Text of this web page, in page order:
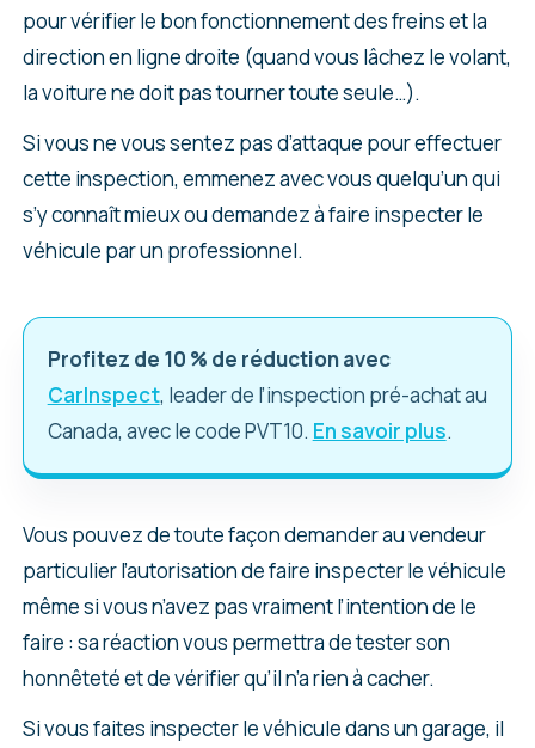
pour vérifier le bon fonctionnement des freins et la
direction en ligne droite (quand vous lâchez le volant,
la voiture ne doit pas tourner toute seule…).
Si vous ne vous sentez pas d’attaque pour effectuer
cette inspection, emmenez avec vous quelqu’un qui
s’y connaît mieux ou demandez à faire inspecter le
véhicule par un professionnel.
Profitez de 10 % de réduction avec
CarInspect, leader de l’inspection pré-achat au
Canada, avec le code PVT10. En savoir plus.
Vous pouvez de toute façon demander au vendeur
particulier l’autorisation de faire inspecter le véhicule
même si vous n’avez pas vraiment l’intention de le
faire : sa réaction vous permettra de tester son
honnêteté et de vérifier qu’il n’a rien à cacher.
Si vous faites inspecter le véhicule dans un garage, il